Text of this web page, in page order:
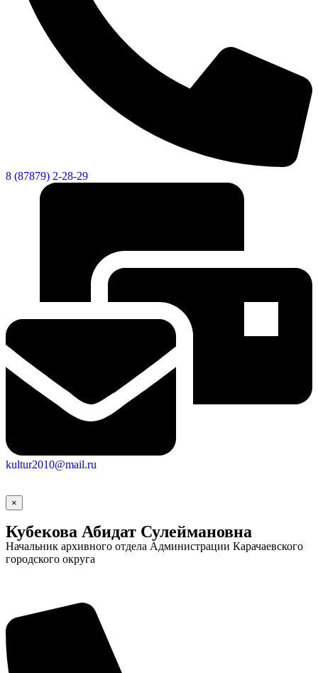
Новости Документы
Контакты
Газета "Минги Тау"
Виртуальная
Культурный
видеоролики
Веб
камера
8 (87879) 2-28-29
kultur2010@mail.ru
×
Кубекова Абидат Сулеймановна
Начальник архивного отдела Администрации Карачаевского
городского округа